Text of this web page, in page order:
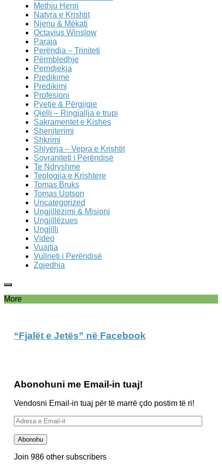
Methju Henri
Natyra e Krishtit
Njeriu & Mëkati
Octavius Winslow
Paraja
Perëndia – Triniteti
Përmbledhje
Perndjekja
Predikime
Predikimi
Profesioni
Pyetje & Përgjigje
Qielli – Ringjallja e trupi
Sakramentet e Kishes
Shenjterimi
Shkrimi
Shlyerja – Vepra e Krishtit
Sovraniteti i Perëndisë
Te Ndryshme
Teologjia e Krishtere
Tomas Bruks
Tomas Uotson
Uncategorized
Ungjillëzimi & Misioni
Ungjillëzues
Ungjilli
Video
Vuajtja
Vullneti i Perëndisë
Zgjedhja
More
“Fjalët e Jetës” në Facebook
Abonohuni me Email-in tuaj!
Vendosni Email-in tuaj për të marrë çdo postim të ri!
Adresa
e
Email-
it
Abonohu
Join 986 other subscribers